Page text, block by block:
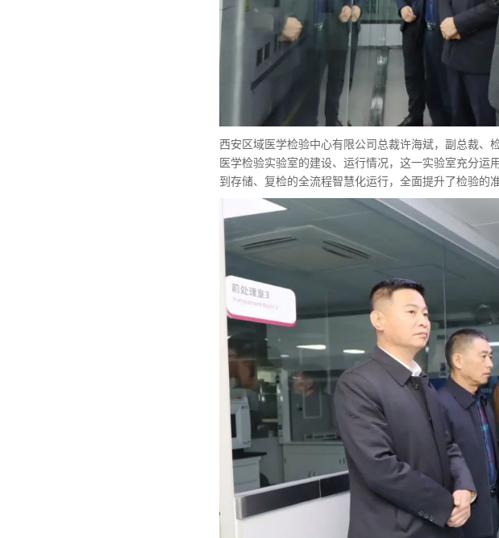
西安区域医学检验中心有限公司总裁许海斌，副总裁
医学检验实验室的建设、运行情况，这一实验室充分运
到存储、复检的全流程智慧化运行，全面提升了检验的